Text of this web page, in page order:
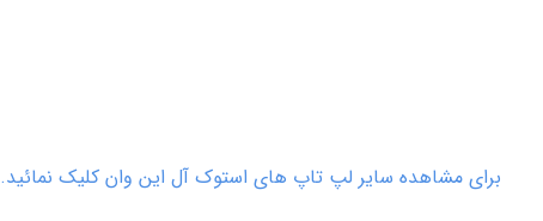
برای مشاهده سایر لپ تاپ های استوک آل این وان کلیک نمائید.